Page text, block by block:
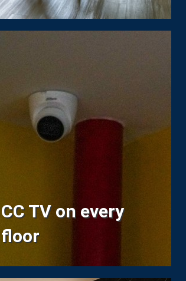
CC TV on every
floor